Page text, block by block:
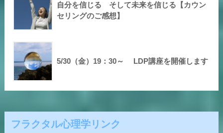
自分を信じる そして未来を信じる【カウン
セリングのご感想】
5/30（金）19：30～ LDP講座を開催します
フラクタル心理学リンク